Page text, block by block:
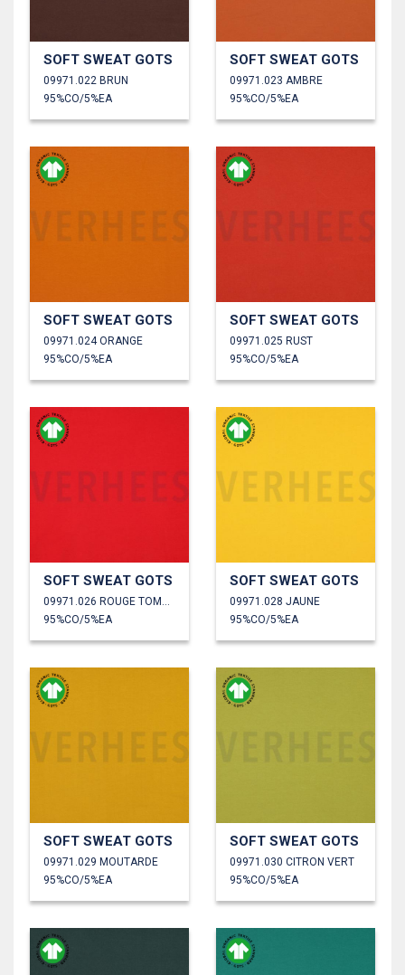
SOFT SWEAT GOTS
09971.022 BRUN
95%CO/5%EA
SOFT SWEAT GOTS
09971.023 AMBRE
95%CO/5%EA
SOFT SWEAT GOTS
09971.024 ORANGE
95%CO/5%EA
SOFT SWEAT GOTS
09971.025 RUST
95%CO/5%EA
SOFT SWEAT GOTS
95%CO/5%EA
SOFT SWEAT GOTS
09971.028 JAUNE
95%CO/5%EA
SOFT SWEAT GOTS
09971.029 MOUTARDE
95%CO/5%EA
SOFT SWEAT GOTS
09971.030 CITRON VERT
95%CO/5%EA